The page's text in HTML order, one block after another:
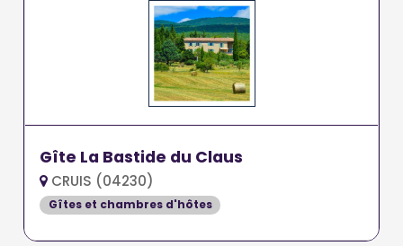
Gîte La Bastide du Claus
CRUIS (04230)
Gîtes et chambres d'hôtes